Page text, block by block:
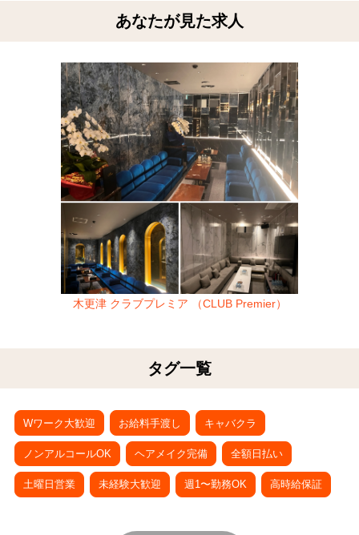
あなたが見た求人
木更津 クラブプレミア （CLUB Premier）
タグ一覧
Wワーク大歓迎 お給料手渡し キャバクラ
ノンアルコールOK ヘアメイク完備 全額日払い
土曜日営業 未経験大歓迎 週1〜勤務OK 高時給保証